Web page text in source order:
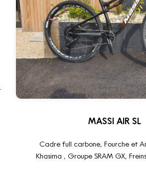
MASSI AIR SL
Cadre full carbone, Fourche et
Khasima , Groupe SRAM GX,